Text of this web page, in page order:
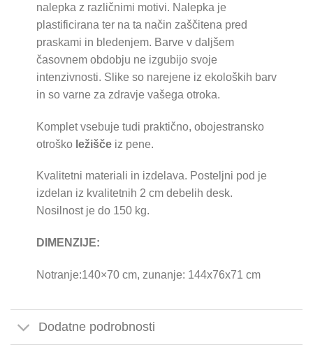
nalepka z različnimi motivi. Nalepka je
plastificirana ter na ta način zaščitena pred
praskami in bledenjem. Barve v daljšem
časovnem obdobju ne izgubijo svoje
intenzivnosti. Slike so narejene iz ekoloških barv
in so varne za zdravje vašega otroka.
Komplet vsebuje tudi praktično, obojestransko
otroško ležiščeiz pene.
Kvalitetni materiali in izdelava. Posteljni pod je
izdelan iz kvalitetnih 2 cm debelih desk.
Nosilnost je do 150 kg.
DIMENZIJE:
Notranje:140×70 cm, zunanje: 144x76x71 cm
Dodatne podrobnosti